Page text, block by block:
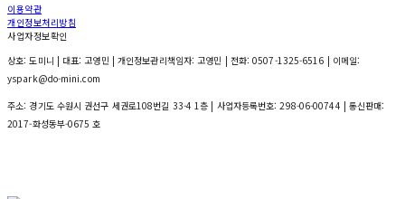
이용약관
개인정보처리방침
사업자정보확인
상호: 도미니 | 대표: 고영민 | 개인정보관리책임자: 고영민 | 전화: 0507-1325-6516 | 이메일:
yspark@do-mini.com
주소: 경기도 수원시 권선구 세권로108번길 33-4 1층 | 사업자등록번호:298-06-00744 | 통신판매:
2017-화성동부-0675 호